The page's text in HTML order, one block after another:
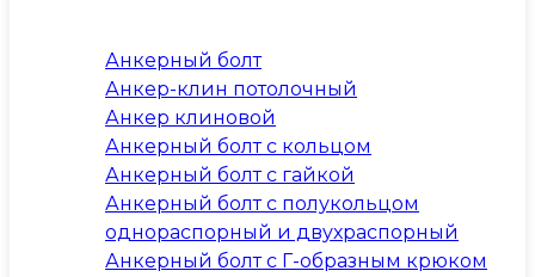
Анкерный болт
Анкер-клин потолочный
Анкер клиновой
Анкерный болт с кольцом
Анкерный болт с гайкой
Анкерный болт с полукольцом
однораспорный и двухраспорный
Анкерный болт с Г-образным крюком